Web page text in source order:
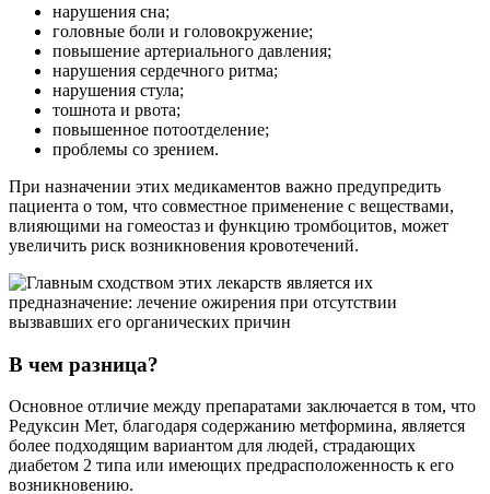
нарушения сна;
головные боли и головокружение;
повышение артериального давления;
нарушения сердечного ритма;
нарушения стула;
тошнота и рвота;
повышенное потоотделение;
проблемы со зрением.
При назначении этих медикаментов важно предупредить
пациента о том, что совместное применение с веществами,
влияющими на гомеостаз и функцию тромбоцитов, может
увеличить риск возникновения кровотечений.
В чем разница?
Основное отличие между препаратами заключается в том, что
Редуксин Мет, благодаря содержанию метформина, является
более подходящим вариантом для людей, страдающих
диабетом 2 типа или имеющих предрасположенность к его
возникновению.